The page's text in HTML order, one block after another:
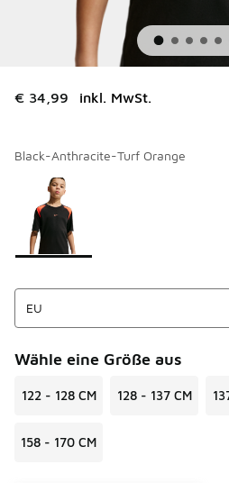
€ 34,99 inkl. MwSt.
Black-Anthracite-Turf Orange
Seite 1 von 1 zeigt die Farben 1
Bitte wählen Sie einen Stil aus
Wähle eine Größe aus
122 - 128 CM 128 - 137 CM
158 - 170 CM